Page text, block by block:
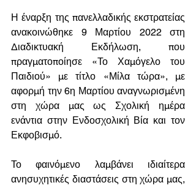
Η έναρξη της πανελλαδικής εκστρατείας
ανακοινώθηκε 9 Μαρτίου 2022
στη
Διαδικτυακή Εκδήλωση, που
πραγματοποίησε «Το Χαμόγελο του
Παιδιού» με τίτλο «Μίλα τώρα», με
αφορμή την 6η Μαρτίου αναγνωρισμένη
στη χώρα μας ως Σχολική ημέρα
ενάντια στην Ενδοσχολική Βία και τον
Εκφοβισμό.
Το φαινόμενο λαμβάνει ιδιαίτερα
ανησυχητικές διαστάσεις στη χώρα μας,